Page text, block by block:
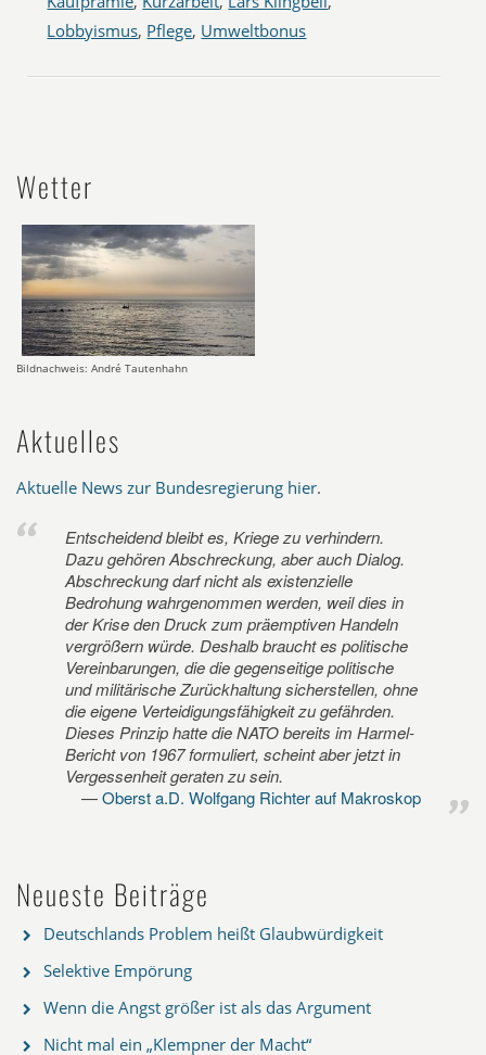
Lobbyismus, Pflege, Umweltbonus
Wetter
Bildnachweis: André Tautenhahn
Aktuelles
Aktuelle News zur Bundesregierung hier.
Entscheidend bleibt es, Kriege zu verhindern.
Dazu gehören Abschreckung, aber auch Dialog.
Abschreckung darf nicht als existenzielle
Bedrohung wahrgenommen werden, weil dies in
der Krise den Druck zum präemptiven Handeln
vergrößern würde. Deshalb braucht es politische
Vereinbarungen, die die gegenseitige politische
und militärische Zurückhaltung sicherstellen, ohne
die eigene Verteidigungsfähigkeit zu gefährden.
Dieses Prinzip hatte die NATO bereits im Harmel-
Bericht von 1967 formuliert, scheint aber jetzt in
Vergessenheit geraten zu sein.
Oberst a.D. Wolfgang Richter auf Makroskop
Neueste Beiträge
Deutschlands Problem heißt Glaubwürdigkeit
Selektive Empörung
Wenn die Angst größer ist als das Argument
Nicht mal ein „Klempner der Macht“